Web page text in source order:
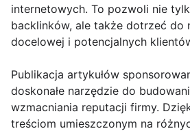
internetowych. To pozwoli nie
backlinków, ale także dotrzeć do
docelowej i potencjalnych
Publikacja artykułów
doskonałe narzędzie do
wzmacniania reputacji firmy.
treściom umieszczonym na